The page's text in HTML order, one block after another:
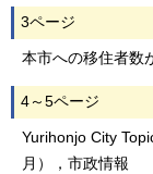
3ページ
本市への移住者数
4～5ページ
Yurihonjo City
月），市政情報